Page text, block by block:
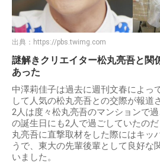
出典： https://pbs.twimg.com
謎解きクリエイター松丸亮吾と関
あった
中澤莉佳子は過去に週刊文春によっ
して人気の松丸亮吾との交際が報道
2人は度々松丸亮吾のマンションで
の誕生日にも2人で過ごしていたの
丸亮吾に直撃取材をした際にはキッ
うで、東大の先輩後輩として良好な
いました。